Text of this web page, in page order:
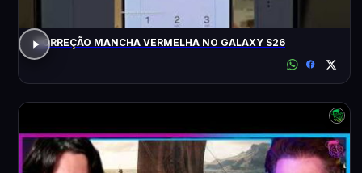
CORREÇÃO MANCHA VERMELHA NO GALAXY S26